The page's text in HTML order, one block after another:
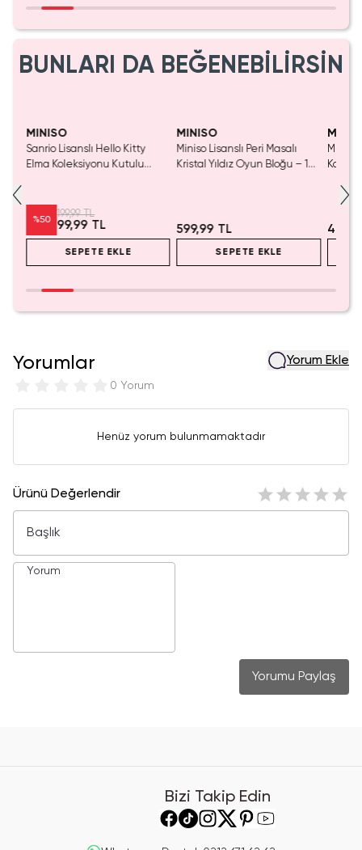
BUNLARI DA BEĞENEBİLİRSİN
MINISO
Sanrio Lisanslı Hello Kitty
Elma Koleksiyonu Kutulu
%50
199,99 TL
99,99 TL
SEPETE EKLE
MINISO
Miniso Lisanslı Peri Masalı
Kristal Yıldız Oyun Bloğu – 14
599,99 TL
SEPETE EKLE
Miniso
Kalem
Yorumlar
0 Yorum
Yorum Ekle
Henüz yorum bulunmamaktadır
Ürünü Değerlendir
Yorumu Paylaş
Bizi Takip Edin